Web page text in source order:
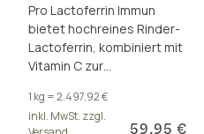
Pro Lactoferrin Immun
bietet hochreines Rinder-
Lactoferrin, kombiniert mit
Vitamin C zur
Abwehrkräfte und des
Eisenhaushalts
1 kg = 2.497,92 €
inkl. MwSt. zzgl.
59,95 €